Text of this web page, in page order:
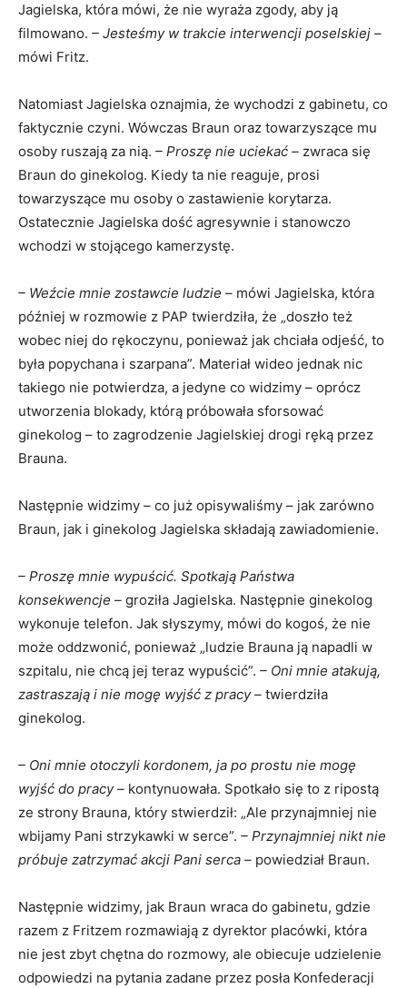
Jagielska, która mówi, że nie wyraża zgody, aby ją
filmowano. – Jesteśmy w trakcie interwencji poselskiej –
mówi Fritz.
Natomiast Jagielska oznajmia, że wychodzi z gabinetu, co
faktycznie czyni. Wówczas Braun oraz towarzyszące mu
osoby ruszają za nią. – Proszę nie uciekać – zwraca się
Braun do ginekolog. Kiedy ta nie reaguje, prosi
towarzyszące mu osoby o zastawienie korytarza.
Ostatecznie Jagielska dość agresywnie i stanowczo
wchodzi w stojącego kamerzystę.
– Weźcie mnie zostawcie ludzie – mówi Jagielska, która
później w rozmowie z PAP twierdziła, że „doszło też
wobec niej do rękoczynu, ponieważ jak chciała odjeść, to
była popychana i szarpana”. Materiał wideo jednak nic
takiego nie potwierdza, a jedyne co widzimy – oprócz
utworzenia blokady, którą próbowała sforsować
ginekolog – to zagrodzenie Jagielskiej drogi ręką przez
Brauna.
Następnie widzimy – co już opisywaliśmy – jak zarówno
Braun, jak i ginekolog Jagielska składają zawiadomienie.
– Proszę mnie wypuścić. Spotkają Państwa
konsekwencje – groziła Jagielska. Następnie ginekolog
wykonuje telefon. Jak słyszymy, mówi do kogoś, że nie
może oddzwonić, ponieważ „ludzie Brauna ją napadli w
szpitalu, nie chcą jej teraz wypuścić”. – Oni mnie atakują,
zastraszają i nie mogę wyjść z pracy – twierdziła
ginekolog.
– Oni mnie otoczyli kordonem, ja po prostu nie mogę
wyjść do pracy – kontynuowała. Spotkało się to z ripostą
ze strony Brauna, który stwierdził: „Ale przynajmniej nie
wbijamy Pani strzykawki w serce”. – Przynajmniej nikt nie
próbuje zatrzymać akcji Pani serca – powiedział Braun.
Następnie widzimy, jak Braun wraca do gabinetu, gdzie
razem z Fritzem rozmawiają z dyrektor placówki, która
nie jest zbyt chętna do rozmowy, ale obiecuje udzielenie
odpowiedzi na pytania zadane przez posła Konfederacji